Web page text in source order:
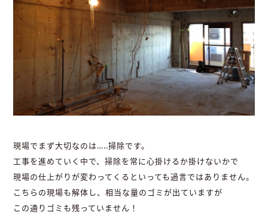
現場でまず大切なのは…..掃除です。
工事を進めていく中で、掃除を常に心掛けるか掛けないかで
現場の仕上がりが変わってくるといっても過言ではありません。
こちらの現場も解体し、相当な量のゴミが出ていますが
この通りゴミも残っていません！